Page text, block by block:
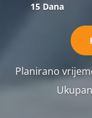
15 Dana
Planirano